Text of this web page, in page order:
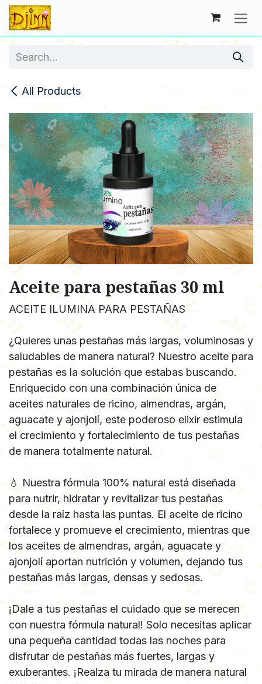
Skip to Content
All Products
Aceite para pestañas 30 ml
ACEITE ILUMINA PARA PESTAÑAS
¿Quieres unas pestañas más largas, voluminosas y
saludables de manera natural? Nuestro aceite para
pestañas es la solución que estabas buscando.
Enriquecido con una combinación única de
aceites naturales de ricino, almendras, argán,
aguacate y ajonjolí, este poderoso elixir estimula
el crecimiento y fortalecimiento de tus pestañas
de manera totalmente natural.
💧 Nuestra fórmula 100% natural está diseñada
para nutrir, hidratar y revitalizar tus pestañas
desde la raíz hasta las puntas. El aceite de ricino
fortalece y promueve el crecimiento, mientras que
los aceites de almendras, argán, aguacate y
ajonjolí aportan nutrición y volumen, dejando tus
pestañas más largas, densas y sedosas.
¡Dale a tus pestañas el cuidado que se merecen
con nuestra fórmula natural! Solo necesitas aplicar
una pequeña cantidad todas las noches para
disfrutar de pestañas más fuertes, largas y
exuberantes. ¡Realza tu mirada de manera natural